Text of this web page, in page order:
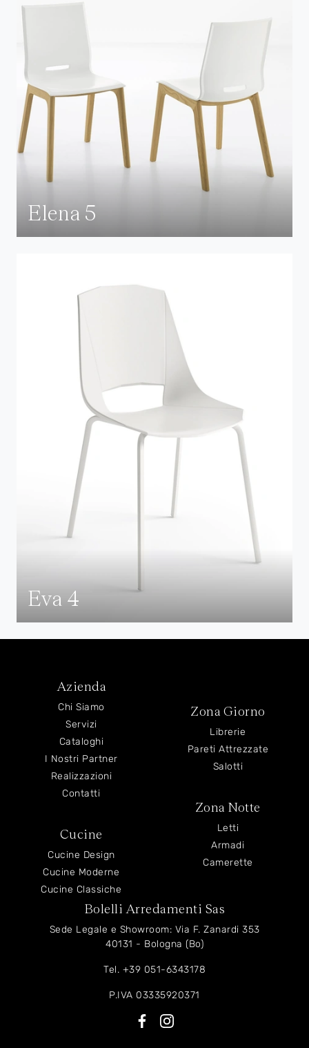
Elena 5
Eva 4
Azienda
Chi Siamo
Servizi
Cataloghi
I Nostri Partner
Realizzazioni
Contatti
Cucine
Cucine Design
Cucine Moderne
Cucine Classiche
Zona Giorno
Librerie
Pareti Attrezzate
Salotti
Zona Notte
Letti
Armadi
Camerette
Bolelli Arredamenti Sas
Sede Legale e Showroom: Via F. Zanardi 353
40131 - Bologna (Bo)
Tel. +39 051-6343178
P.IVA 03335920371